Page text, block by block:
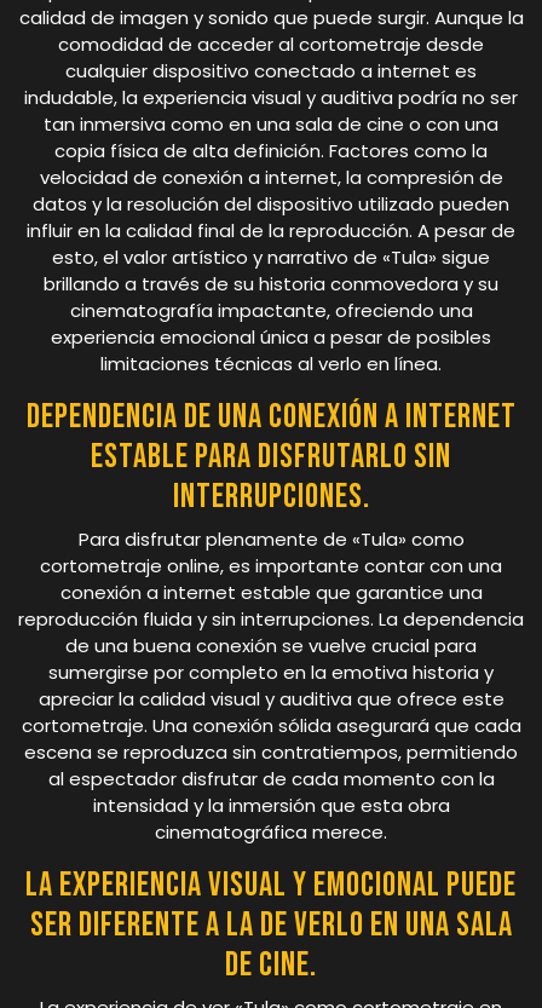
calidad de imagen y sonido que puede surgir. Aunque la
comodidad de acceder al cortometraje desde
cualquier dispositivo conectado a internet es
indudable, la experiencia visual y auditiva podría no ser
tan inmersiva como en una sala de cine o con una
copia física de alta definición. Factores como la
velocidad de conexión a internet, la compresión de
datos y la resolución del dispositivo utilizado pueden
influir en la calidad final de la reproducción. A pesar de
esto, el valor artístico y narrativo de «Tula» sigue
brillando a través de su historia conmovedora y su
cinematografía impactante, ofreciendo una
experiencia emocional única a pesar de posibles
limitaciones técnicas al verlo en línea.
Dependencia de una conexión a internet
estable para disfrutarlo sin
interrupciones.
Para disfrutar plenamente de «Tula» como
cortometraje online, es importante contar con una
conexión a internet estable que garantice una
reproducción fluida y sin interrupciones. La dependencia
de una buena conexión se vuelve crucial para
sumergirse por completo en la emotiva historia y
apreciar la calidad visual y auditiva que ofrece este
cortometraje. Una conexión sólida asegurará que cada
escena se reproduzca sin contratiempos, permitiendo
al espectador disfrutar de cada momento con la
intensidad y la inmersión que esta obra
cinematográfica merece.
La experiencia visual y emocional puede
ser diferente a la de verlo en una sala
de cine.